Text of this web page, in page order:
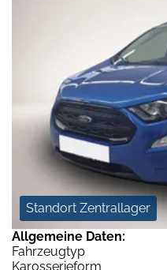
Standort Zentrallager
Allgemeine Daten:
Fahrzeugtyp
Karosserieform